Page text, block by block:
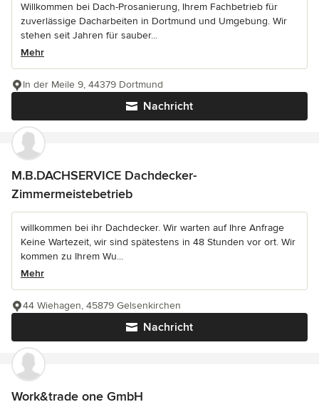
Willkommen bei Dach-Prosanierung, Ihrem Fachbetrieb für
zuverlässige Dacharbeiten in Dortmund und Umgebung. Wir
stehen seit Jahren für sauber...
Mehr
Nachricht
In der Meile 9, 44379 Dortmund
M.B.DACHSERVICE Dachdecker-
Zimmermeistebetrieb
willkommen bei ihr Dachdecker. Wir warten auf Ihre Anfrage
Keine Wartezeit, wir sind spätestens in 48 Stunden vor ort. Wir
kommen zu Ihrem Wu...
Mehr
Nachricht
44 Wiehagen, 45879 Gelsenkirchen
Work&trade one GmbH